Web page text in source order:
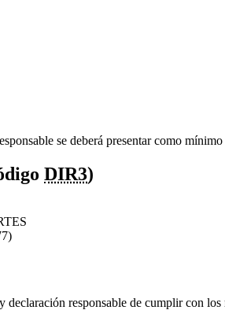
se deberá presentar como mínimo
DIR3)
responsable de cumplir con